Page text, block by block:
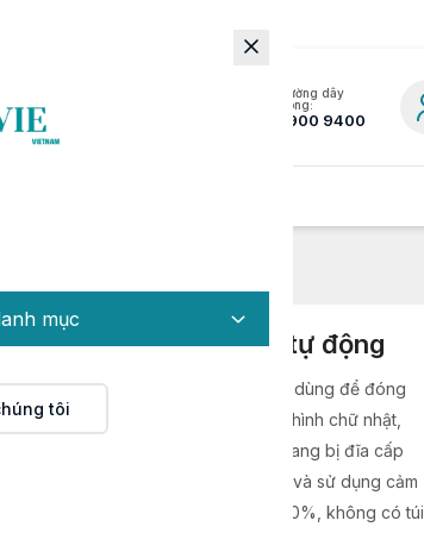
version.
mục
tôi
Đường dây
nóng:
1900 9400
gói kẹo xoắn kép tự động
gói kẹo xoắn kép tự động
chuyên dùng để đóng
kẹo có hình dạng khác nhau như hình chữ nhật,
tròn, với tốc độ cao. Máy được trang bị đĩa cấp
hỗ trợ giấy gói một hoặc hai lớp, và sử dụng cảm
học để đảm bảo tỷ lệ đóng gói 100%, không có túi